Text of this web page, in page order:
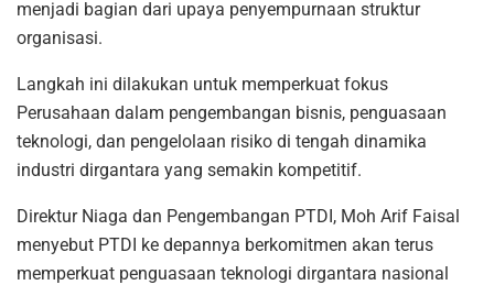
menjadi bagian dari upaya penyempurnaan struktur
organisasi.
Langkah ini dilakukan untuk memperkuat fokus
Perusahaan dalam pengembangan bisnis, penguasaan
teknologi, dan pengelolaan risiko di tengah dinamika
industri dirgantara yang semakin kompetitif.
Direktur Niaga dan Pengembangan PTDI, Moh Arif Faisal
menyebut PTDI ke depannya berkomitmen akan terus
memperkuat penguasaan teknologi dirgantara nasional